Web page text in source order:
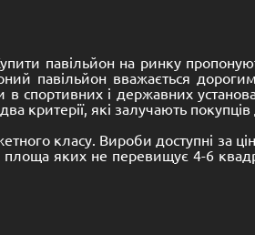
павільйон на ринку
павільйон вважається
спортивних і державних
два критерії, які залучають
класу. Вироби доступні за
яких не перевищує 4-6